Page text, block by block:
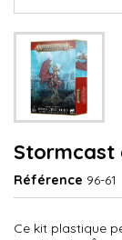
Stormcast
Référence 96-61
Ce kit plastique